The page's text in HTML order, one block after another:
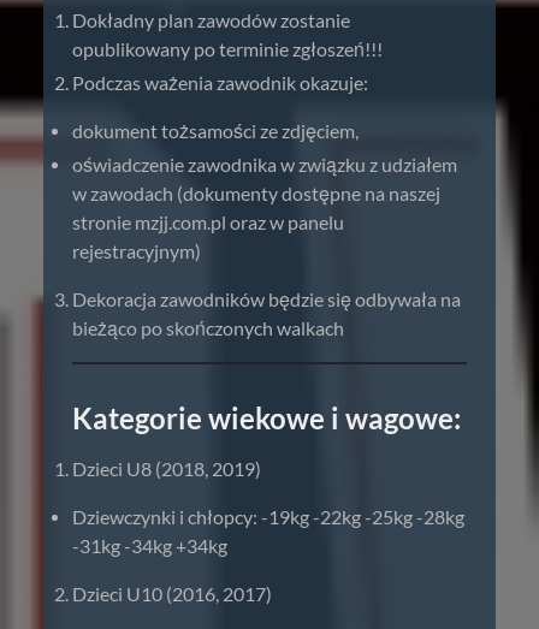
Dokładny plan zawodów zostanie
opublikowany po terminie zgłoszeń!!!
Podczas ważenia zawodnik okazuje:
dokument tożsamości ze zdjęciem,
oświadczenie zawodnika w związku z udziałem
w zawodach (dokumenty dostępne na naszej
stronie mzjj.com.pl oraz w panelu
rejestracyjnym)
Dekoracja zawodników będzie się odbywała na
bieżąco po skończonych walkach
Kategorie wiekowe i wagowe:
Dzieci U8 (2018, 2019)
Dziewczynki i chłopcy: -19kg -22kg -25kg -28kg
-31kg -34kg +34kg
Dzieci U10 (2016, 2017)